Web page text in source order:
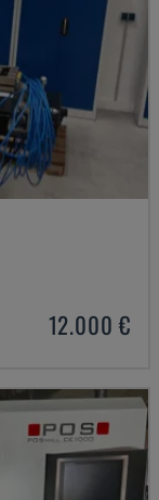
12.000 €